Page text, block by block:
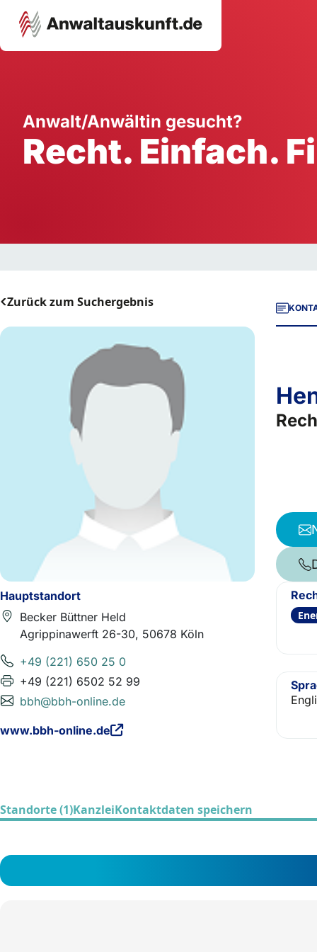
Ausbildung
Handwerk
Dienstleistung
Anwalt/Anwältin gesucht?
Recht. Einfach.
Zurück zum Suchergebnis
Hauptstandort
Becker Büttner Held
Agrippinawerft 26-30, 50678 Köln
+49 (221) 650 25 0
+49 (221) 6502 52 99
bbh@bbh-online.de
www.bbh-online.de
Standorte (1)KanzleiKontaktdaten speichern